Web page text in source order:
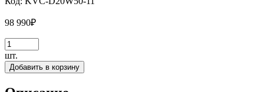
98 990₽
шт.
Добавить в корзину